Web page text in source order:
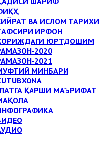
ВА ИСЛОМ ТАРИХИ
ИРФОН
ЮРТДОШИМ
2020
2021
МИНБАРИ
ҚАРШИ МАЪРИФАТ